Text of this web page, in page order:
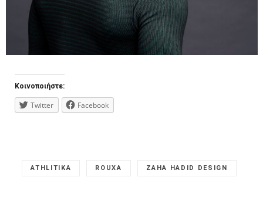
Κοινοποιήστε:
Twitter Facebook
ATHLITIKA ROUXA ZAHA HADID DESIGN